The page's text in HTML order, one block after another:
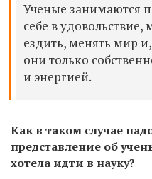
Ученые занимаются
себе в удовольствие,
ездить, менять мир
они только
и энергией.
Как в таком случае
представление об
хотела идти в науку?